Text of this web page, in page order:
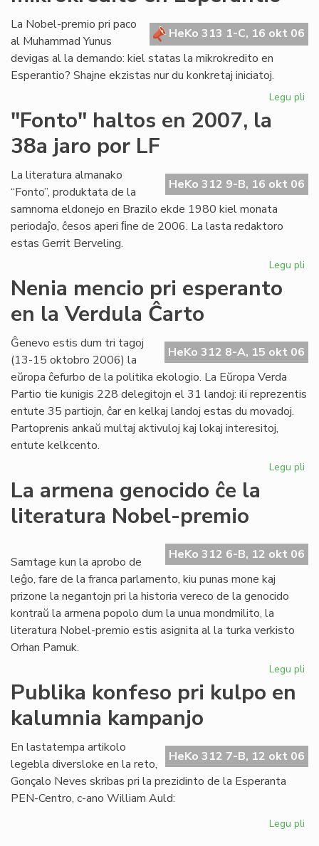
HeKo 313 1-C, 16 okt 06
La Nobel-premio pri paco
al Muhammad Yunus
devigas al la demando: kiel statas la mikrokredito en
Esperantio? Shajne ekzistas nur du konkretaj iniciatoj.
Legu pli
"Fonto" haltos en 2007, la
38a jaro por LF
HeKo 312 9-B, 16 okt 06
La literatura almanako
“Fonto”, produktata de la
samnoma eldonejo en Brazilo ekde 1980 kiel monata
periodaĵo, ĉesos aperi ﬁne de 2006. La lasta redaktoro
estas Gerrit Berveling.
Legu pli
la
LF
Nenia mencio pri esperanto
en la Verdula Ĉarto
HeKo 312 8-A, 15 okt 06
Ĝenevo estis dum tri tagoj
(13-15 oktobro 2006) la
eŭropa ĉefurbo de la politika ekologio. La Eŭropa Verda
Partio tie kunigis 228 delegitojn el 31 landoj: ili reprezentis
entute 35 partiojn, ĉar en kelkaj landoj estas du movadoj.
Partoprenis ankaŭ multaj aktivuloj kaj lokaj interesitoj,
entute kelkcento.
Legu pli
en
La armena genocido ĉe la
literatura Nobel-premio
HeKo 312 6-B, 12 okt 06
Samtage kun la aprobo de
leĝo, fare de la franca parlamento, kiu punas mone kaj
prizone la negantojn pri la historia vereco de la genocido
kontraŭ la armena popolo dum la unua mondmilito, la
literatura Nobel-premio estis asignita al la turka verkisto
Orhan Pamuk.
Legu pli
la
Publika konfeso pri kulpo en
kalumnia kampanjo
HeKo 312 7-B, 12 okt 06
En lastatempa artikolo
legebla diversloke en la reto,
Gonçalo Neves skribas pri la prezidinto de la Esperanta
PEN-Centro, c-ano William Auld:
Legu pli